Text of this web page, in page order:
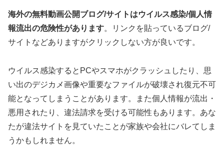
海外の無料動画公開ブログ/サイトはウイルス感染/個人情
報流出の危険性があります。リンクを貼っているブログ/
サイトなどありますがクリックしない方が良いです。
ウイルス感染するとPCやスマホがクラッシュしたり、思
い出のデジカメ画像や重要なファイルが破壊され復元不可
能となってしまうことがあります。また個人情報が流出・
悪用されたり、違法請求を受ける可能性もあります。あな
たが違法サイトを見ていたことが家族や会社にバレてしま
うかもしれません。